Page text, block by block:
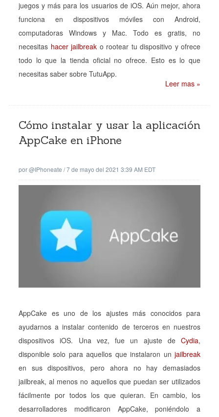
juegos y más para los usuarios de iOS. Aún mejor, ahora
funciona en dispositivos móviles con Android,
computadoras Windows y Mac. Todo es gratis, no
necesitas hacer jailbreak o rootear tu dispositivo y ofrece
todo lo que la tienda oficial no ofrece. Esto es lo que
necesitas saber sobre TutuApp.
Leer mas »
Cómo instalar y usar la aplicación
AppCake en iPhone
por@iPhoneate /7 de mayo del 2021 3:39 AM EDT
AppCake es uno de los ajustes más conocidos para
ayudarnos a instalar contenido de terceros en nuestros
dispositivos iOS. Una vez, fue un ajuste de Cydia,
disponible solo para aquellos que instalaron un jailbreak
en sus dispositivos, pero ahora no hay demasiados
jailbreak, al menos no aquellos que puedan ser utilizados
fácilmente por todos los que quieran. En cambio, los
desarrolladores modificaron AppCake, poniéndolo a